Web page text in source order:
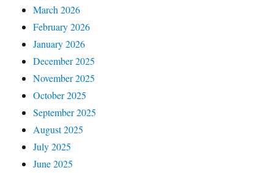
March 2026
February 2026
January 2026
December 2025
November 2025
October 2025
September 2025
August 2025
July 2025
June 2025